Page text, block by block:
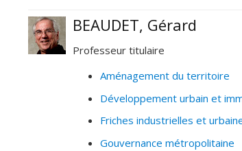
BEAUDET, Gérard
Professeur titulaire
Aménagement du territoire
Développement urbain et
Friches industrielles et
Gouvernance métropolitaine